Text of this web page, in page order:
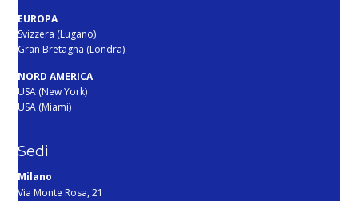
EUROPA
Svizzera (Lugano)
Gran Bretagna (Londra)
NORD AMERICA
USA (New York)
USA (Miami)
Sedi
Milano
Via Monte Rosa, 21